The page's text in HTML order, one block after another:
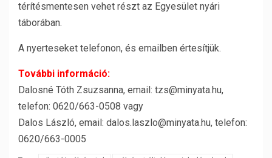
térítésmentesen vehet részt az Egyesület nyári
táborában.
A nyerteseket telefonon, és emailben értesítjük.
További információ:
Dalosné Tóth Zsuzsanna, email: tzs@minyata.hu,
telefon: 0620/663-0508 vagy
Dalos László, email: dalos.laszlo@minyata.hu, telefon:
0620/663-0005